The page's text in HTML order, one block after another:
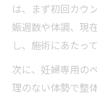
は、まず初回カウ
娠週数や体調、現
し、施術にあたっ
次に、妊婦専用の
理のない体勢で整